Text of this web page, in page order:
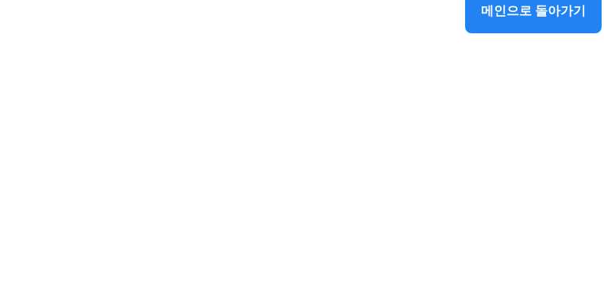
메인으로 돌아가기